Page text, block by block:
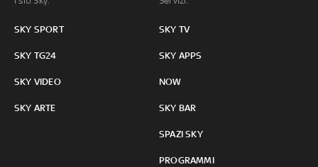
SKY SPORT
SKY TG24
SKY VIDEO
SKY ARTE
SKY TV
SKY APPS
NOW
SKY BAR
SPAZI SKY
PROGRAMMI